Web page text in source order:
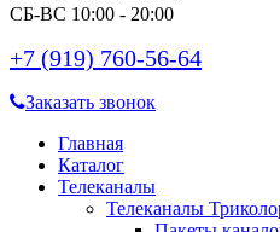
СБ-ВС 10:00 - 20:00
+7 (919) 760-56-64
Заказать звонок
Главная
Каталог
Телеканалы
Телеканалы